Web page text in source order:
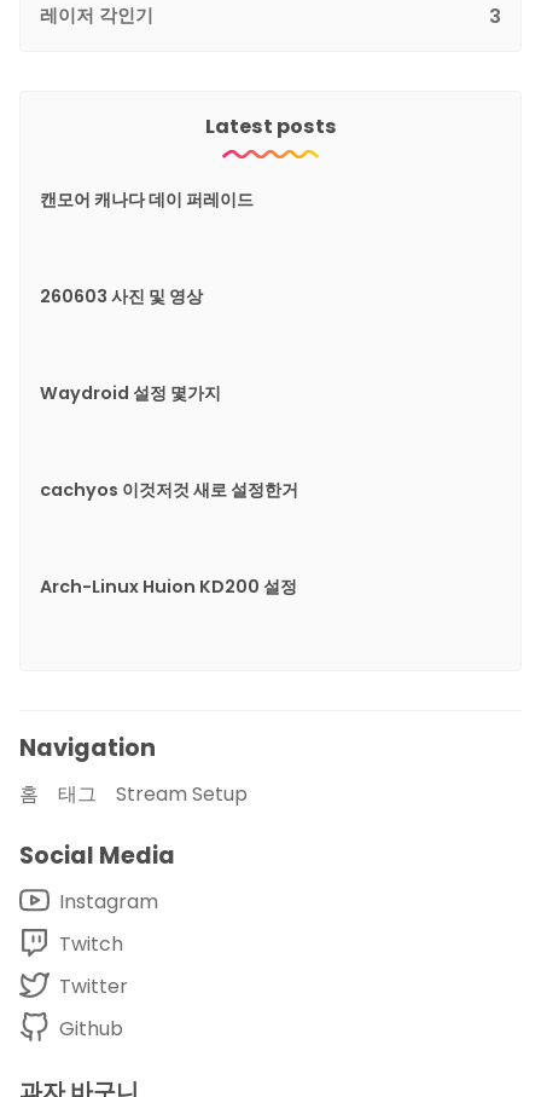
레이저 각인기 3
Latest posts
캔모어 캐나다 데이 퍼레이드
260603 사진 및 영상
Waydroid 설정 몇가지
cachyos 이것저것 새로 설정한거
Arch-Linux Huion KD200 설정
Navigation
홈 태그 Stream Setup
Social Media
Instagram
Twitch
Twitter
Github